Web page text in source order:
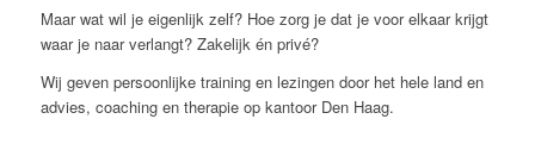
Maar wat wil je eigenlijk zelf? Hoe zorg je dat je voor elkaar krijgt
waar je naar verlangt? Zakelijk én privé?
Wij geven persoonlijke training en lezingen door het hele land en
advies, coaching en therapie op kantoor Den Haag.